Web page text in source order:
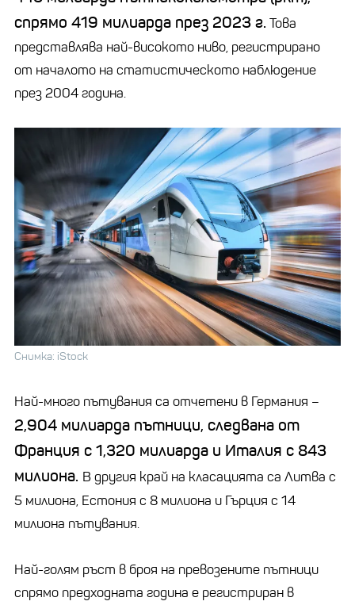
спрямо 419 милиарда през 2023 г. Това
представлява най-високото ниво, регистрирано
от началото на статистическото наблюдение
през 2004 година.
Снимка: iStock
Най-много пътувания са отчетени в Германия –
2,904 милиарда пътници, следвана от
Франция с 1,320 милиарда и Италия с 843
милиона. В другия край на класацията са Литва с
5 милиона, Естония с 8 милиона и Гърция с 14
милиона пътувания.
Най-голям ръст в броя на превозените пътници
спрямо предходната година е регистриран в